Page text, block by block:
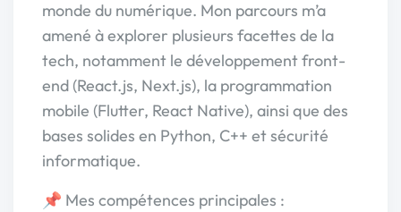
monde du numérique. Mon parcours m’a
amené à explorer plusieurs facettes de la
tech, notamment le développement front-
end (React.js, Next.js), la programmation
mobile (Flutter, React Native), ainsi que des
bases solides en Python, C++ et sécurité
informatique.
📌 Mes compétences principales :